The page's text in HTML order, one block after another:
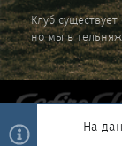
Клуб
но мы в
На